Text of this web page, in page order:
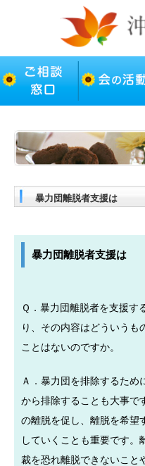
暴力団離脱者支援は
暴力団離脱者支援は
Ｑ．暴力団離脱者を支援す
り、その内容はどういうも
ことはないのですか。
Ａ．暴力団を排除するた
から排除することも大事で
の離脱を促し、離脱を希望
していくことも重要です。
裁を恐れ離脱できないこと